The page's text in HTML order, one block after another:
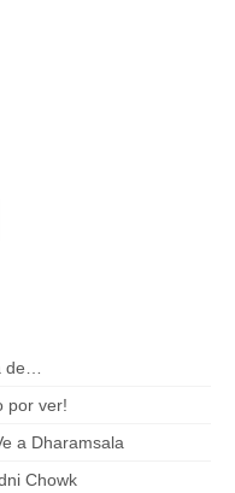
de…
por ver!
a Dharamsala
Chowk